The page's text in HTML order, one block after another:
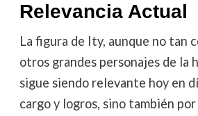
Relevancia Actual
La figura de Ity, aunque no tan
otros grandes personajes de la
sigue siendo relevante hoy en
cargo y logros, sino también